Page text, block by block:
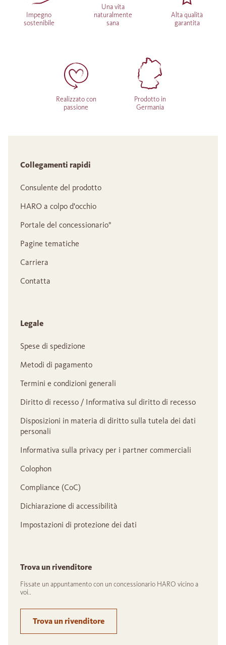
Impegno
sostenibile
Una vita
naturalmente
sana
Alta qualità
garantita
Realizzato con
passione
Prodotto in
Germania
Collegamenti rapidi
Consulente del prodotto
HARO a colpo d'occhio
Portale del concessionario°
Pagine tematiche
Carriera
Contatta
Legale
Spese di spedizione
Metodi di pagamento
Termini e condizioni generali
Diritto di recesso / Informativa sul diritto di recesso
Disposizioni in materia di diritto sulla tutela dei dati
personali
Informativa sulla privacy per i partner commerciali
Colophon
Compliance (CoC)
Dichiarazione di accessibilità
Impostazioni di protezione dei dati
Trova un rivenditore
Fissate un appuntamento con un concessionario HARO vicino a
voi..
Trova un rivenditore